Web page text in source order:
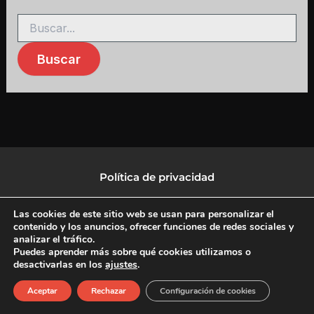
Política de privacidad
Política de protección de datos
F
a
c
X
-
L
i
n
I
n
s
Copyright © 2026 CulturalTV
Las cookies de este sitio web se usan para personalizar el
contenido y los anuncios, ofrecer funciones de redes sociales y
analizar el tráfico.
Puedes aprender más sobre qué cookies utilizamos o
desactivarlas en los ajustes.
Aceptar Rechazar Configuración de cookies